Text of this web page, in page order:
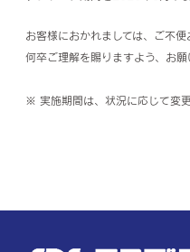
お客様におかれましては、ご不便
何卒ご理解を賜りますよう、お願
※ 実施期間は、状況に応じて変